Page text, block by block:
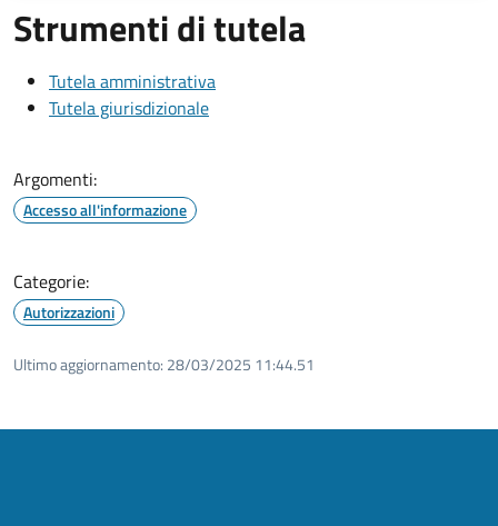
Strumenti di tutela
Tutela amministrativa
Tutela giurisdizionale
Argomenti:
Accesso all'informazione
Categorie:
Autorizzazioni
Ultimo aggiornamento: 28/03/2025 11:44.51